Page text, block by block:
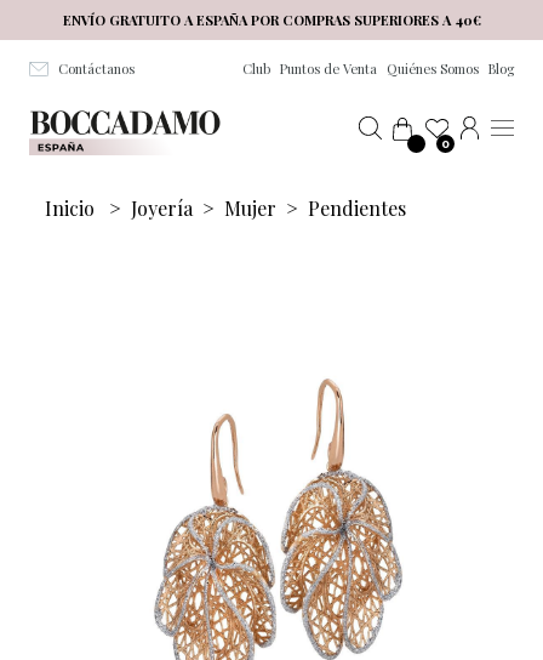
Salta al contenuto principale
ENVÍO GRATUITO A ESPAÑA POR COMPRAS SUPERIORES A 40€
Contáctanos Club Puntos de Venta Quiénes Somos Blog
0
Inicio > Joyería > Mujer > Pendientes